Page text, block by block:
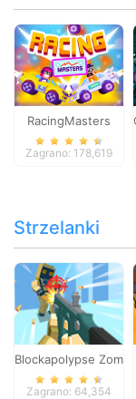
RacingMasters
Zagrano: 178,619
Strzelanki
Blockapolypse
Zagrano: 64,354